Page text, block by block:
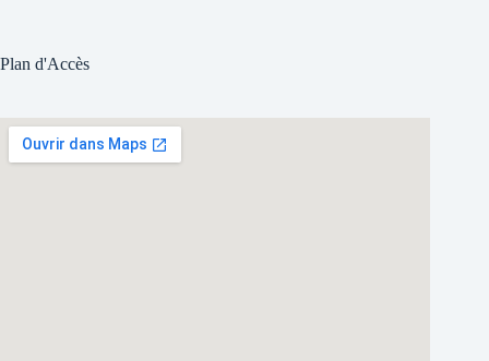
Plan d'Accès